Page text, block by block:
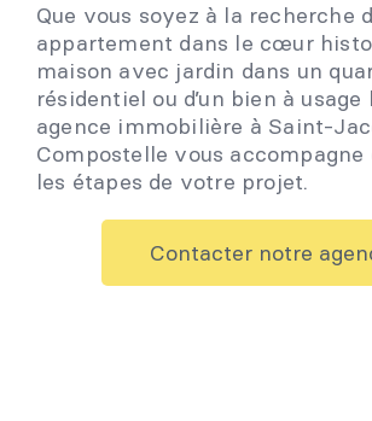
Que vous soyez à la recherche
appartement dans le cœur
maison avec jardin dans un
résidentiel ou d’un bien à
agence immobilière à Saint-
Compostelle vous accompagne
les étapes de votre projet.
Contacter notre